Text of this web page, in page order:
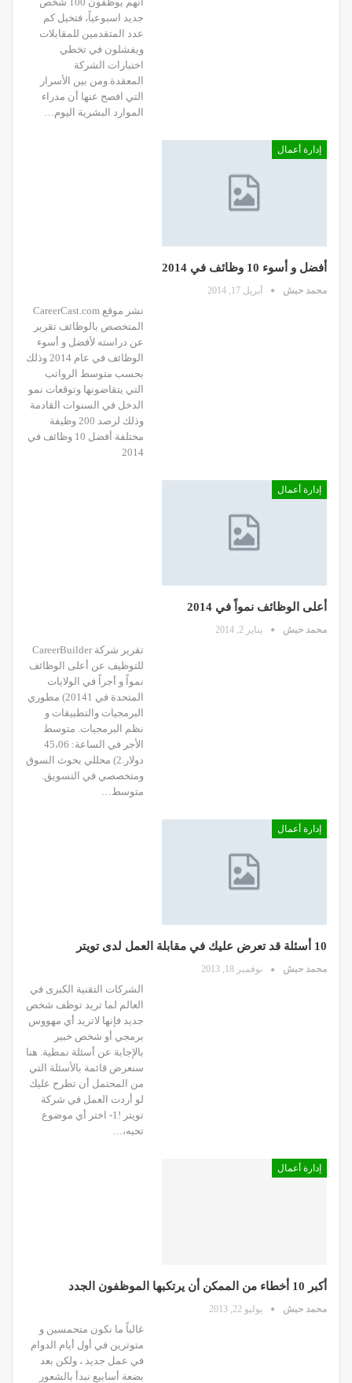
جديد اسبوعياً، فتخيل كم
عدد المتقدمين للمقابلات
ويفشلون في تخطي
اختبارات الشركة
المعقدة.ومن بين الأسرار
التي افصح عنها أن مدراء
الموارد البشرية اليوم…
إدارة أعمال
أفضل و أسوء 10 وظائف في 2014
محمد حبش أبريل 17, 2014
نشر موقع CareerCast.com
المتخصص بالوظائف تقرير
عن دراسته لأفضل و أسوء
الوظائف في عام 2014 وذلك
بحسب متوسط الرواتب
التي يتقاضونها وتوقعات نمو
الدخل في السنوات القادمة
وذلك لرصد 200 وظيفة
مختلفة أفضل 10 وظائف في
2014
إدارة أعمال
أعلى الوظائف نمواً في 2014
محمد حبش يناير 2, 2014
تقرير شركة CareerBuilder
للتوظيف عن أعلى الوظائف
نمواً و أجراً في الولايات
المتحدة في 20141) مطوري
البرمجيات والتطبيقات و
نظم البرمجيات. متوسط
الأجر في الساعة: 45،06
دولار.2) محللي بحوث السوق
ومتخصصي في التسويق.
متوسط…
إدارة أعمال
10 أسئلة قد تعرض عليك في مقابلة العمل لدى تويتر
محمد حبش نوفمبر 18, 2013
الشركات التقنية الكبرى في
العالم لما تريد توظف شخص
جديد فإنها لاتريد أي مهووس
برمجي أو شخص خبير
بالإجابة عن أسئلة نمطية. هنا
سنعرض قائمة بالأسئلة التي
من المحتمل أن تطرح عليك
لو أردت العمل في شركة
تويتر !1- اختر أي موضوع
تحبه،…
إدارة أعمال
أكبر 10 أخطاء من الممكن أن يرتكبها الموظفون الجدد
محمد حبش يوليو 22, 2013
غالباً ما نكون متحمسين و
متوترين في أول أيام الدوام
في عمل جديد ، ولكن بعد
بضعة أسابيع نبدأ بالشعور